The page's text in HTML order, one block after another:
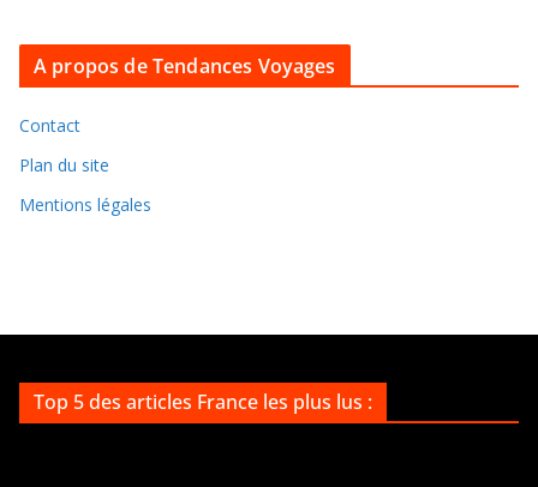
v
e
A propos de Tendances Voyages
Contact
Plan du site
Mentions légales
Top 5 des articles France les plus lus :